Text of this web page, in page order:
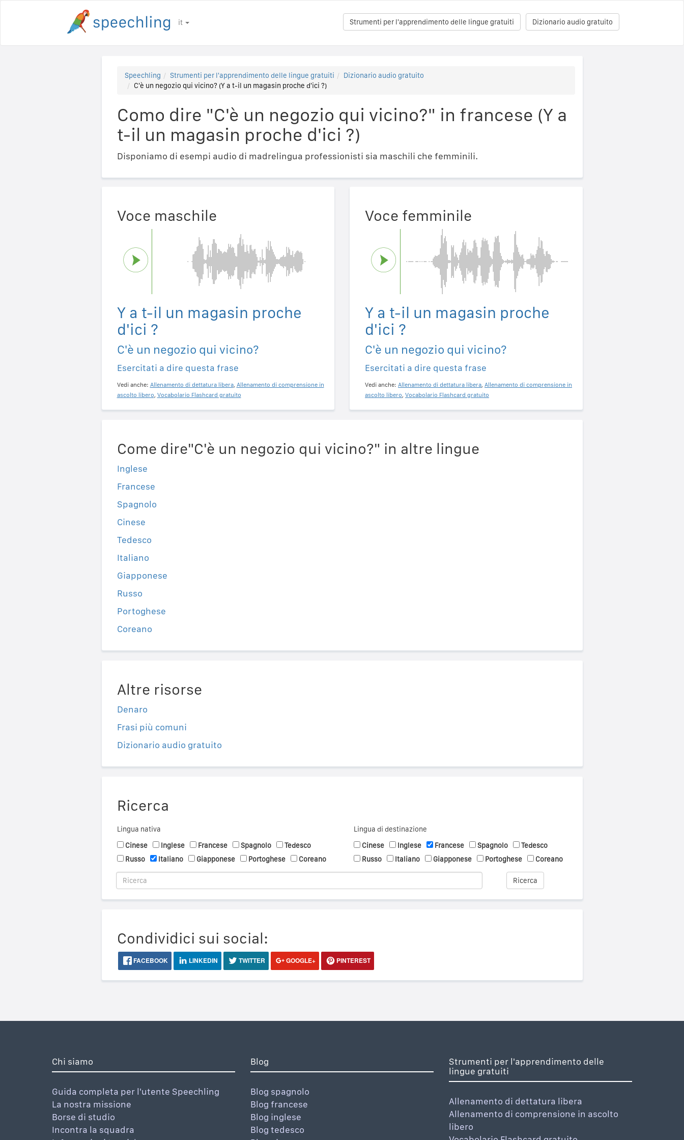
it Dizionario audio gratuito
Strumenti per l'apprendimento delle lingue gratuiti
Speechling Strumenti per l'apprendimento delle lingue gratuiti
Dizionario audio gratuito
C'è un negozio qui vicino? (Y a t-il un magasin proche d'ici ?)
Como dire "C'è un negozio qui vicino?" in francese (Y a
t-il un magasin proche d'ici ?)
Disponiamo di esempi audio di madrelingua professionisti sia maschili che femminili.
Voce maschile
Y a t-il un magasin proche
d'ici ?
C'è un negozio qui vicino?
Esercitati a dire questa frase
Vedi anche: Allenamento di dettatura libera, Allenamento di comprensione in
ascolto libero, Vocabolario Flashcard gratuito
Voce femminile
Y a t-il un magasin proche
d'ici ?
C'è un negozio qui vicino?
Esercitati a dire questa frase
Vedi anche: Allenamento di dettatura libera, Allenamento di comprensione in
ascolto libero, Vocabolario Flashcard gratuito
Come dire"C'è un negozio qui vicino?" in altre lingue
Inglese
Francese
Spagnolo
Cinese
Tedesco
Italiano
Giapponese
Russo
Portoghese
Coreano
Altre risorse
Denaro
Frasi più comuni
Dizionario audio gratuito
Ricerca
Lingua nativa
Cinese
Inglese Francese Spagnolo
Tedesco
Russo
Italiano Giapponese Portoghese Coreano
Lingua di destinazione
Cinese
Inglese Francese Spagnolo
Tedesco
Russo
Italiano Giapponese Portoghese Coreano
Ricerca
Condividici sui social:
FACEBOOK LINKEDIN TWITTER GOOGLE+ PINTEREST
Chi siamo
Guida completa per l'utente Speechling
La nostra missione
Borse di studio
Incontra la squadra
Blog
Blog spagnolo
Blog francese
Blog inglese
Blog tedesco
Strumenti per l'apprendimento delle
lingue gratuiti
Allenamento di dettatura libera
Allenamento di comprensione in ascolto
libero